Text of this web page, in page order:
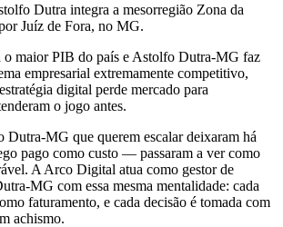
Dutra integra a mesorregião Zona da
Juíz de Fora, no MG.
o maior PIB do país e Astolfo Dutra-MG faz
empresarial extremamente competitivo,
digital perde mercado para
o jogo antes.
Dutra-MG que querem escalar deixaram há
pago como custo — passaram a ver como
A Arco Digital atua como gestor de
MG com essa mesma mentalidade: cada
faturamento, e cada decisão é tomada com
achismo.